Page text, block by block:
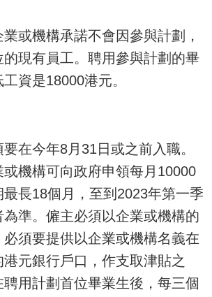
或機構承諾不會因參與計劃，
現有員工。聘用參與計劃的畢
資是18000港元。
在今年8月31日或之前入職。
機構可向政府申領每月10000
長18個月，至到2023年第一季
準。僱主必須以企業或機構的
須要提供以企業或機構名義在
元銀行戶口，作支取津貼之
用計劃首位畢業生後，每三個